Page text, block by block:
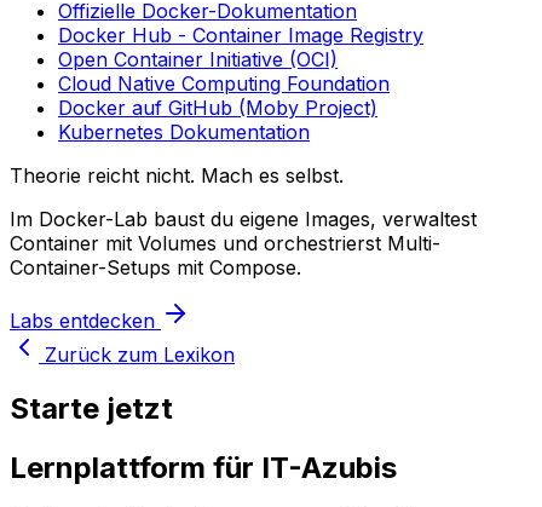
Offizielle Docker-Dokumentation
Docker Hub - Container Image Registry
Open Container Initiative (OCI)
Cloud Native Computing Foundation
Docker auf GitHub (Moby Project)
Kubernetes Dokumentation
Theorie reicht nicht. Mach es selbst.
Im Docker-Lab baust du eigene Images, verwaltest
Container mit Volumes und orchestrierst Multi-
Container-Setups mit Compose.
Labs entdecken
Zurück zum Lexikon
Starte jetzt
Lernplattform für IT-Azubis